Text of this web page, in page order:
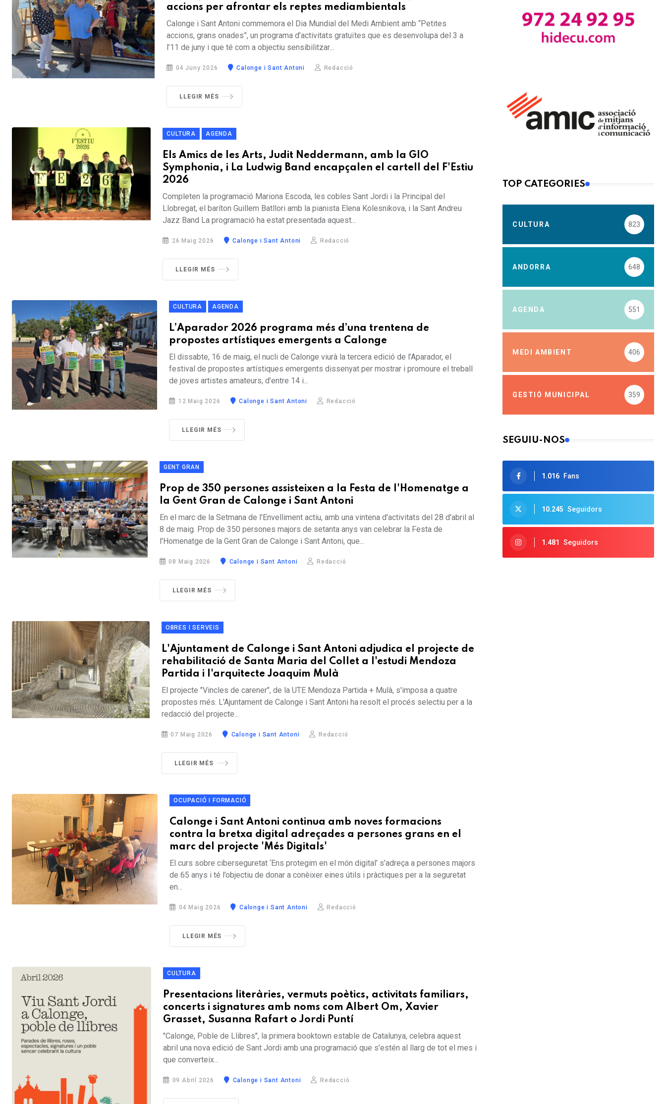
accions per afrontar els reptes mediambientals
Calonge i Sant Antoni commemora el Dia Mundial del Medi Ambient amb “Petites
accions, grans onades”, un programa d’activitats gratuïtes que es desenvolupa del 3 a
l’11 de juny i que té com a objectiu sensibilitzar...
04 Juny 2026 Calonge i Sant Antoni Redacció
LLEGIR MÉS
CULTURA AGENDA
Els Amics de les Arts, Judit Neddermann, amb la GIO
Symphonia, i La Ludwig Band encapçalen el cartell del F'Estiu
2026
Completen la programació Mariona Escoda, les cobles Sant Jordi i la Principal del
Llobregat, el baríton Guillem Batllori amb la pianista Elena Kolesnikova, i la Sant Andreu
Jazz Band La programació ha estat presentada aquest...
26 Maig 2026 Calonge i Sant Antoni Redacció
LLEGIR MÉS
CULTURA AGENDA
L’Aparador 2026 programa més d’una trentena de
propostes artístiques emergents a Calonge
El dissabte, 16 de maig, el nucli de Calonge viurà la tercera edició de l’Aparador, el
festival de propostes artístiques emergents dissenyat per mostrar i promoure el treball
de joves artistes amateurs, d’entre 14 i...
12 Maig 2026 Calonge i Sant Antoni Redacció
LLEGIR MÉS
GENT GRAN
Prop de 350 persones assisteixen a la Festa de l'Homenatge a
la Gent Gran de Calonge i Sant Antoni
En el marc de la Setmana de l'Envelliment actiu, amb una vintena d'activitats del 28 d'abril al
8 de maig. Prop de 350 persones majors de setanta anys van celebrar la Festa de
l'Homenatge de la Gent Gran de Calonge i Sant Antoni, que...
08 Maig 2026 Calonge i Sant Antoni Redacció
LLEGIR MÉS
OBRES I SERVEIS
L'Ajuntament de Calonge i Sant Antoni adjudica el projecte de
rehabilitació de Santa Maria del Collet a l'estudi Mendoza
Partida i l'arquitecte Joaquim Mulà
El projecte "Vincles de carener", de la UTE Mendoza Partida + Mulà, s'imposa a quatre
propostes més. L'Ajuntament de Calonge i Sant Antoni ha resolt el procés selectiu per a la
redacció del projecte...
07 Maig 2026 Calonge i Sant Antoni Redacció
LLEGIR MÉS
OCUPACIÓ I FORMACIÓ
Calonge i Sant Antoni continua amb noves formacions
contra la bretxa digital adreçades a persones grans en el
marc del projecte 'Més Digitals'
El curs sobre ciberseguretat ‘Ens protegim en el món digital’ s’adreça a persones majors
de 65 anys i té l’objectiu de donar a conèixer eines útils i pràctiques per a la seguretat
en...
04 Maig 2026 Calonge i Sant Antoni Redacció
LLEGIR MÉS
CULTURA
Presentacions literàries, vermuts poètics, activitats familiars,
concerts i signatures amb noms com Albert Om, Xavier
Grasset, Susanna Rafart o Jordi Puntí
"Calonge, Poble de Llibres", la primera booktown estable de Catalunya, celebra aquest
abril una nova edició de Sant Jordi amb una programació que s’estén al llarg de tot el mes i
que converteix...
09 Abril 2026 Calonge i Sant Antoni Redacció
TOP CATEGORIES
CULTURA 823
ANDORRA 648
AGENDA 551
MEDI AMBIENT 406
GESTIÓ MUNICIPAL 359
SEGUIU-NOS
1.016 Fans
10.245 Seguidors
1.481 Seguidors